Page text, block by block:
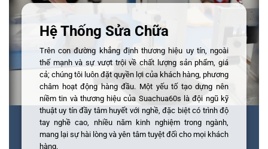
Hệ Thống Sửa Chữa
Trên con đường khẳng định thương hiệu uy tín, ngoài
thế mạnh và sự vượt trội về chất lượng sản phẩm, giá
cả; chúng tôi luôn đặt quyền lợi của khách hàng, phương
châm hoạt động hàng đầu. Một yếu tố tạo dựng nên
niềm tin và thương hiệu của Suachua60s là đội ngũ kỹ
thuật uy tín đầy tâm huyết với nghề, đặc biệt có trình độ
tay nghề cao, nhiều năm kinh nghiệm trong ngành,
mang lại sự hài lòng và yên tâm tuyệt đối cho mọi khách
hàng.